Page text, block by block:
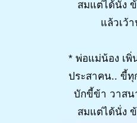
สมแต่ได้นั่ง
แล้วเว้
* พ่อแม่น้อง เ
ประสาคน.. ขี้ทุ
บักขี้ข้า วาสน
สมแต่ได้นั่ง